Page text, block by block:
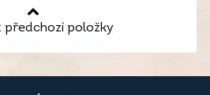
předchozí položky